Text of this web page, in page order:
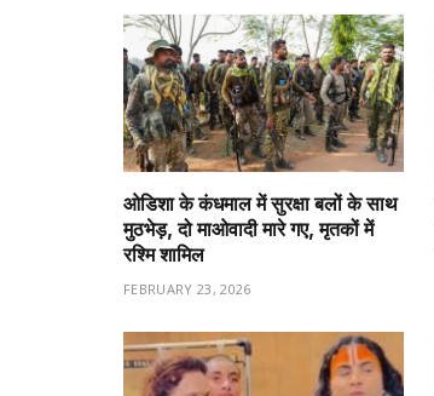
ओडिशा के कंधमाल में सुरक्षा बलों के साथ
मुठभेड़, दो माओवादी मारे गए, मृतकों में
रश्मि शामिल
FEBRUARY 23, 2026